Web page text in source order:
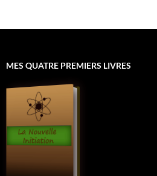
MES QUATRE PREMIERS LIVRES